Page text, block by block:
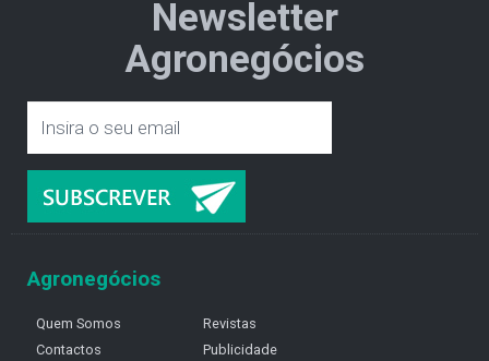
Newsletter
Agronegócios
Agronegócios
Quem Somos
Contactos
Revistas
Publicidade